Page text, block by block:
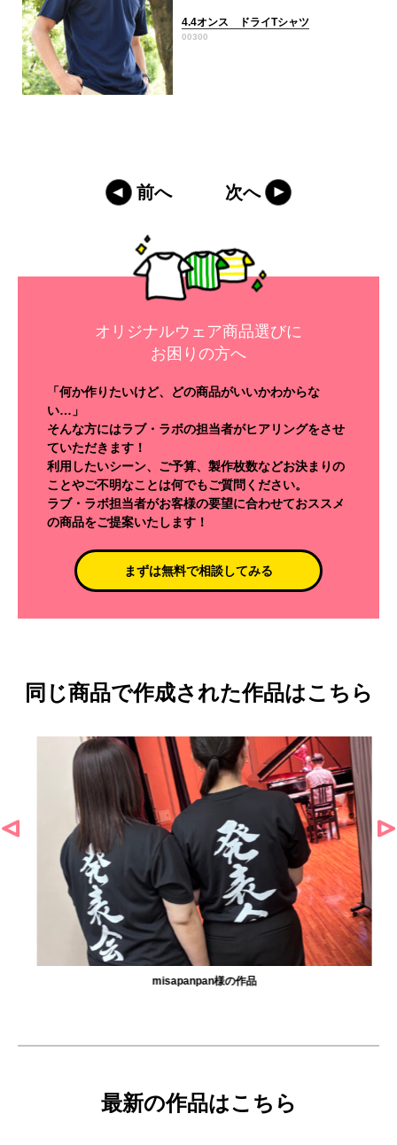
4.4オンス ドライTシャツ
00300
前へ 次へ
オリジナルウェア商品選びに
お困りの方へ
「何か作りたいけど、どの商品がいいかわからな
い…」
そんな方にはラブ・ラボの担当者がヒアリングをさせ
ていただきます！
利用したいシーン、ご予算、製作枚数などお決まりの
ことやご不明なことは何でもご質問ください。
ラブ・ラボ担当者がお客様の要望に合わせておススメ
の商品をご提案いたします！
まずは無料で相談してみる
同じ商品で作成された作品はこちら
misapanpan様の作品
最新の作品はこちら